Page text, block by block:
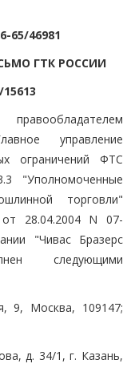
65/46981
ГТК РОССИИ
управление
ограничений ФТС
"Уполномоченные
торговли"
28.04.2004 N 07-
"Чивас Бразерс
следующими
9, Москва, 109147;
д. 34/1, г. Казань,